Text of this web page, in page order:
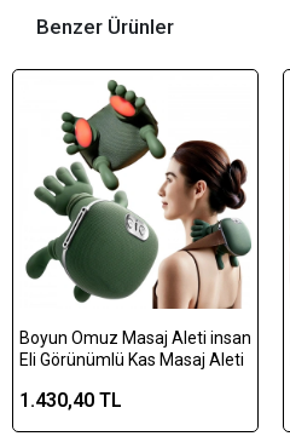
Benzer Ürünler
Boyun Omuz Masaj Aleti insan
Eli Görünümlü Kas Masaj Aleti
1.430,40 TL